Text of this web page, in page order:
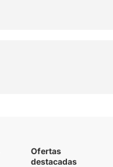
Ofertas
destacadas